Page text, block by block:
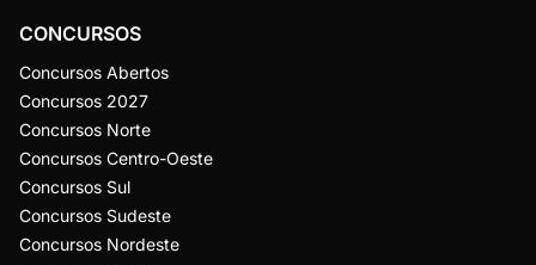
CONCURSOS
Concursos Abertos
Concursos 2027
Concursos Norte
Concursos Centro-Oeste
Concursos Sul
Concursos Sudeste
Concursos Nordeste